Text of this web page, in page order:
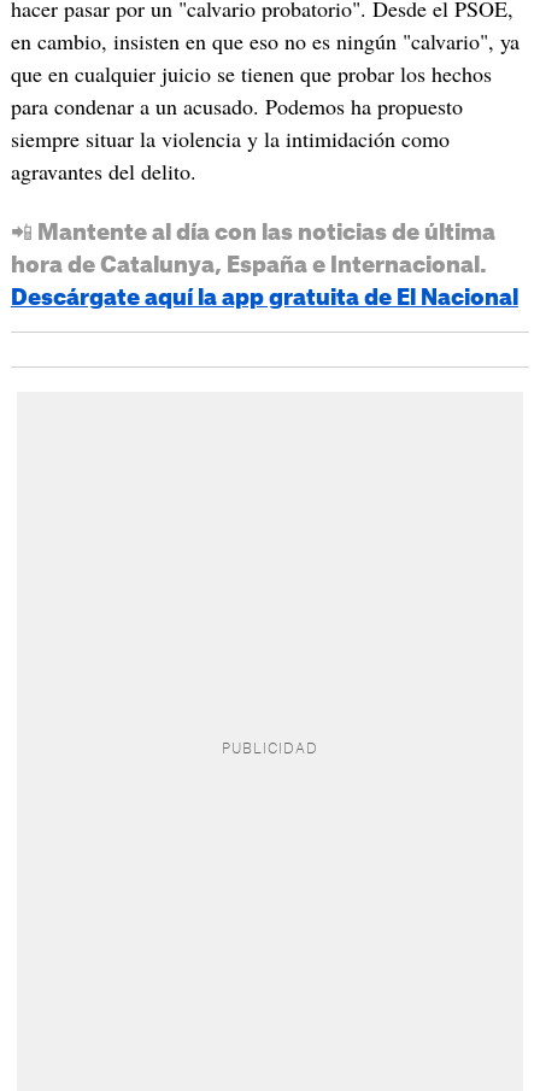
hacer pasar por un "calvario probatorio". Desde el PSOE,
en cambio, insisten en que eso no es ningún "calvario", ya
que en cualquier juicio se tienen que probar los hechos
para condenar a un acusado. Podemos ha propuesto
siempre situar la violencia y la intimidación como
agravantes del delito.
📲 Mantente al día con las noticias de última
hora de Catalunya, España e Internacional.
Descárgate aquí la app gratuita de El Nacional